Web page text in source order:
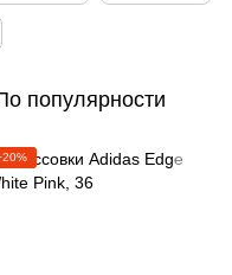
популярности